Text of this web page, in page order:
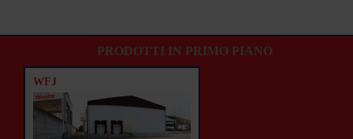
PRODOTTI IN PRIMO PIANO
WFJ